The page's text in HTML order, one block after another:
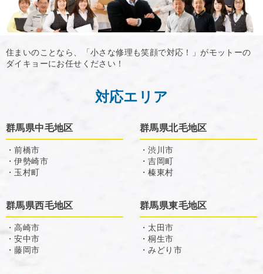
住まいのことなら、「小さな修理も笑顔で対応！」がモットーの
ダイキョーにお任せください！
対応エリア
群馬県中毛地区
・前橋市
・伊勢崎市
・玉村町
群馬県北毛地区
・渋川市
・吉岡町
・榛東村
群馬県西毛地区
・高崎市
・安中市
・藤岡市
群馬県東毛地区
・太田市
・桐生市
・みどり市